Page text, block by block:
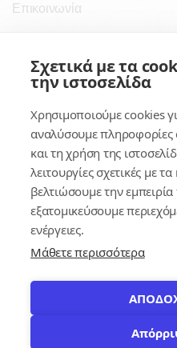
Επικοινωνία
Σύνδεσμοι
Κέντρο Γνώσης
Πλατφόρμα
Εγγραφή
Για δημοσίους υπαλλήλους
contracts.grΜε
Σχετικά με τα
την ιστοσελίδα
Χρησιμοποιούμε cookies
αναλύσουμε πληροφορίες
και τη χρήση της
λειτουργίες σχετικές με
βελτιώσουμε την
εξατομικεύσουμε
ενέργειες.
Μάθετε περισσότερα